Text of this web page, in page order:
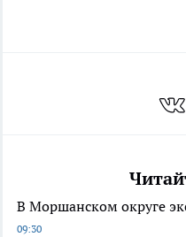
В Моршанском округе
09:30